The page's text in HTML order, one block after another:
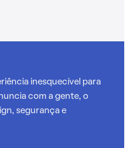
inesquecível para
com a gente, o
segurança e